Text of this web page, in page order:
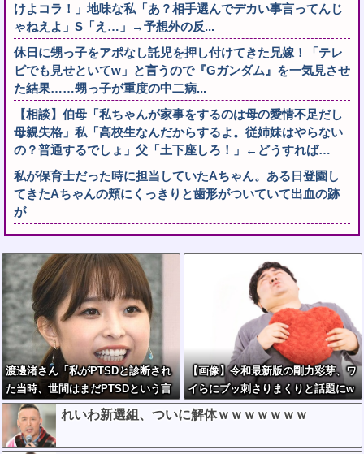
けよコラ！」地味な私「あ？相手選んでデカい事言ってんじ
ゃねえよ」S「え…」→予想外の反...
休日に甥っ子をアポなし託児を押し付けてきた兄嫁！「テレ
ビでも見せといてw」と言うので『Gガンダム』を一気見させ
た結果……甥っ子が重度の中二病...
【相談】伯母「私ちゃんが家事をするのは母の愛情不足だし
母親失格」私「高校生なんだからするよ。従姉妹はやらない
の？普通するでしょ」父「土下座しろ！」←どうすれば…
私が保育士だった時に担当していたAちゃん。ある日登園し
てきたAちゃんの頬にくっきりと歯形がついていて出血の跡
が
渡邊渚さん「私がPTSDと診断され
た当時、世間はまだPTSDという言
葉は浸透されていませんでした」
【画像】令和最新版の剛力彩芽、ワ
イらにブッ刺さりまくりと話題にw
w w w w w w w w w w w w
れいわ新選組、ついに解体ｗｗｗｗｗｗｗ